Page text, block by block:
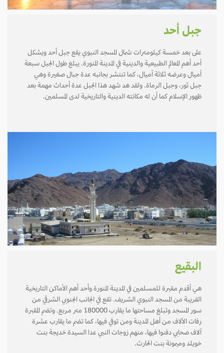
جبل أحد
على بعد خمسة كيلومترات شمال المسجد النبوي يقع جبل أحد ويشكل
أحد أهم المعالم الطبيعية والدينية في المدينة المنورة. يبلغ طول الجبل سبعة
أميال وعرضه ثلاثة أميال، كما تنتشر بجانبه عدة جبال صغيرة وهي
جبل ثور، وجبل الرماة. ولقد هد شهد هذا الجبل عدة أحداث مهمة بعد
ظهور الإسلام كما أن له مكانته الدينية والتاريخية لدى المسلمين.
البقيع
هي أقدم مقبرة للمسلمين في المدينة المنورة وأحد أهم الأماكن التاريخية
القريبة من المسجد النبوي الشريف. تقع في الجانب الجنوبي الشرقي من
سور المسجد وتبلغ مساحتها ما يقارب 180000 متر مربع. وتضم المقبرة
رفات الآلاف من أهل المدينة ومن توفي فيها، كما تضم ما يقارب عشرة
آلاف صحابي دفنوا فيها، منهم زوجات النبي عدا السيدة خديجة بنت
خويلد وميمونة بنت الحارث.